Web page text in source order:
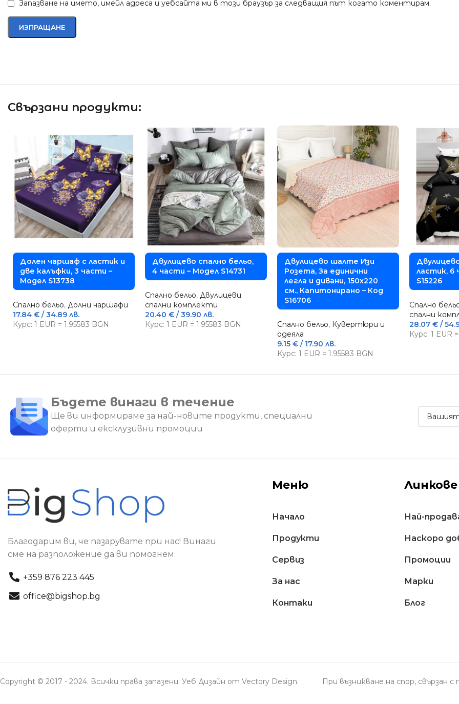
Запазване на името, имейл адреса и уебсайта ми в този браузър за следващия път когато коментирам.
Свързани продукти:
Долен чаршаф с ластик и
две калъфки, 3 части –
Модел S13738
Спално бельо, Долни чаршафи
17.84 € / 34.89 лв.
Курс: 1 EUR = 1.95583 BGN
Двулицево спално бельо,
4 части – Модел S14731
Спално бельо, Двулицеви
спални комплекти
20.40 € / 39.90 лв.
Курс: 1 EUR = 1.95583 BGN
Двулицево шалте Изи
Розета, За единични
легла и дивани, 150х220
см., Капитонирано – Код
S16706
Спално бельо, Кувертюри и
одеяла
9.15 € / 17.90 лв.
Курс: 1 EUR = 1.95583 BGN
ластик, 6
S15226
Спално
спални
28.07 € /
Курс: 1 EUR
Бъдете винаги в течение
Ще ви информираме за най-новите продукти, специални
оферти и ексклузивни промоции
Благодарим ви, че пазарувате при нас! Винаги
сме на разположение да ви помогнем.
+359 876 223 445
office@bigshop.bg
Меню
Начало
Продукти
Сервиз
За нас
Контаки
Линкове
Най-
Наскоро
Промоции
Марки
Блог
Copyright © 2017 - 2024. Всички права запазени. Уеб Дизайн от Vectory Design. При възникване на спор, свързан